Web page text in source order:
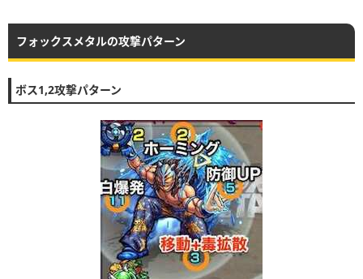
フォックスメタルの攻撃パターン
ボス1,2攻撃パターン